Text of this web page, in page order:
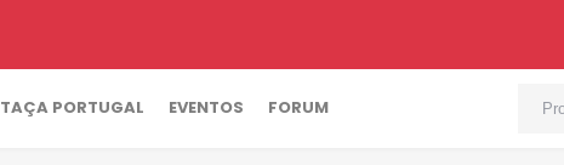
TAÇA PORTUGAL EVENTOS FORUM